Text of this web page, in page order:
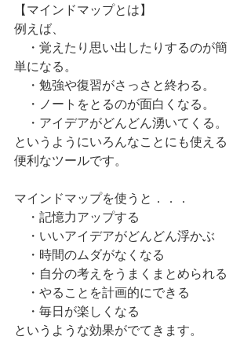
【マインドマップとは】
例えば、
・覚えたり思い出したりするのが簡
単になる。
・勉強や復習がさっさと終わる。
・ノートをとるのが面白くなる。
・アイデアがどんどん湧いてくる。
というようにいろんなことにも使える
便利なツールです。
マインドマップを使うと．．．
・記憶力アップする
・いいアイデアがどんどん浮かぶ
・時間のムダがなくなる
・自分の考えをうまくまとめられる
・やることを計画的にできる
・毎日が楽しくなる
というような効果がでてきます。